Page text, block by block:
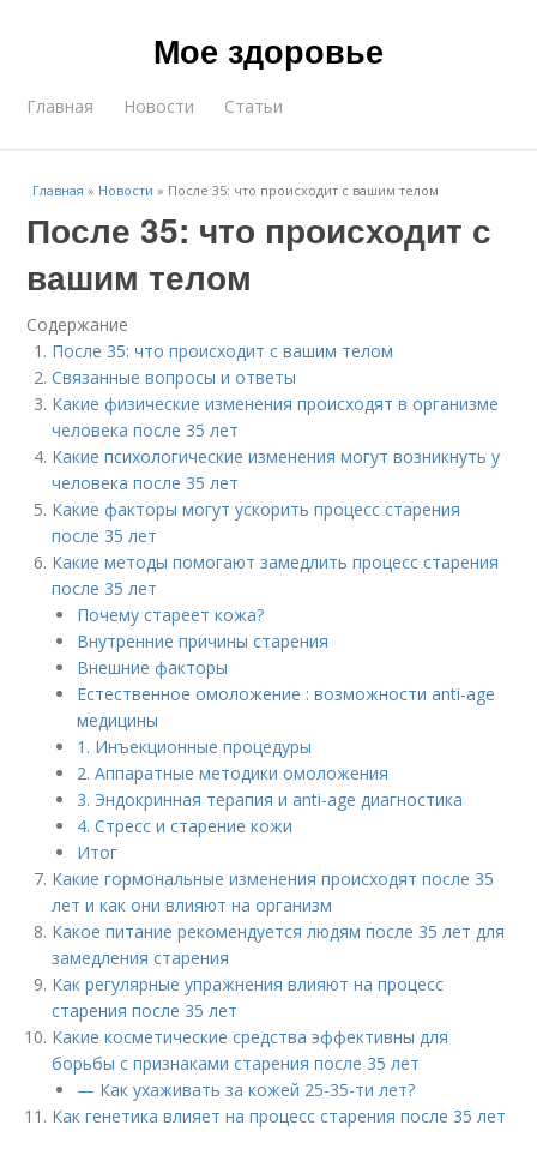
Мое здоровье
Главная Новости Статьи
Главная » Новости » После 35: что происходит с вашим телом
После 35: что происходит с
вашим телом
Содержание
После 35: что происходит с вашим телом
Связанные вопросы и ответы
Какие физические изменения происходят в организме
человека после 35 лет
Какие психологические изменения могут возникнуть у
человека после 35 лет
Какие факторы могут ускорить процесс старения
после 35 лет
Какие методы помогают замедлить процесс старения
после 35 лет
Почему стареет кожа?
Внутренние причины старения
Внешние факторы
Естественное омоложение : возможности anti-age
медицины
1. Инъекционные процедуры
2. Аппаратные методики омоложения
3. Эндокринная терапия и anti-age диагностика
4. Стресс и старение кожи
Итог
Какие гормональные изменения происходят после 35
лет и как они влияют на организм
Какое питание рекомендуется людям после 35 лет для
замедления старения
Как регулярные упражнения влияют на процесс
старения после 35 лет
Какие косметические средства эффективны для
борьбы с признаками старения после 35 лет
— Как ухаживать за кожей 25-35-ти лет?
Как генетика влияет на процесс старения после 35 лет